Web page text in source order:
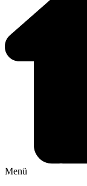
Menü